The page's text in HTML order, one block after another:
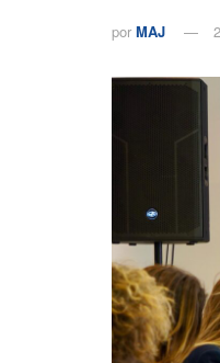
por MAJ